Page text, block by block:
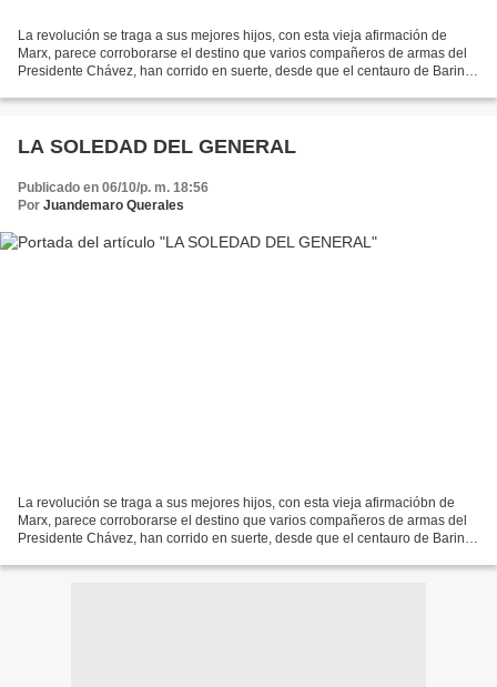
La revolución se traga a sus mejores hijos, con esta vieja afirmación de
Marx, parece corroborarse el destino que varios compañeros de armas del
Presidente Chávez, han corrido en suerte, desde que el centauro de Barinas
LA SOLEDAD DEL GENERAL
Publicado en 06/10/p. m. 18:56
Por Juandemaro Querales
La revolución se traga a sus mejores hijos, con esta vieja afirmacióbn de
Marx, parece corroborarse el destino que varios compañeros de armas del
Presidente Chávez, han corrido en suerte, desde que el centauro de Barinas